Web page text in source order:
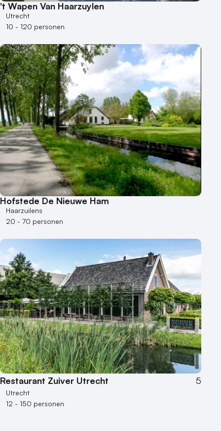
't Wapen Van Haarzuylen
Utrecht
10 - 120 personen
Hofstede De Nieuwe Ham
Haarzuilens
20 - 70 personen
Restaurant Zuiver Utrecht 5
Utrecht
12 - 150 personen